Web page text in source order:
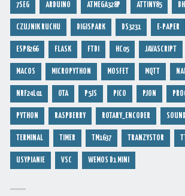
7SEG ARDUINO ATMEGA328P ATTINY85
CZUJNIK RUCHU DIGISPARK DS3231 E-PAPER
ESP8266 FLASK FTDI HC05 JAVASCRIPT
MACOS MICROPYTHON MOSFET MQTT
NRF24L01 OTA P5JS PICO PJON
PYTHON RASPBERRY ROTARY_ENCODER SOUND
TERMINAL TIMER TM1637 TRANZYSTOR
USYPIANIE VSC WEMOS D1 MINI